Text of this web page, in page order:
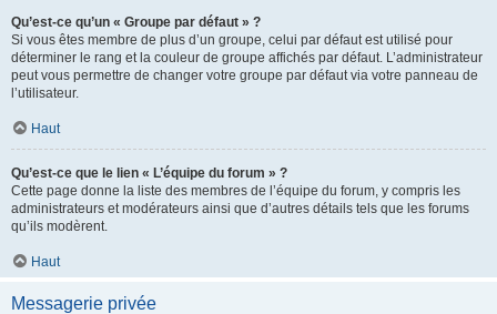
Qu’est-ce qu’un « Groupe par défaut » ?
Si vous êtes membre de plus d’un groupe, celui par défaut est utilisé pour
déterminer le rang et la couleur de groupe affichés par défaut. L’administrateur
peut vous permettre de changer votre groupe par défaut via votre panneau de
l’utilisateur.
Haut
Qu’est-ce que le lien « L’équipe du forum » ?
Cette page donne la liste des membres de l’équipe du forum, y compris les
administrateurs et modérateurs ainsi que d’autres détails tels que les forums
qu’ils modèrent.
Haut
Messagerie privée